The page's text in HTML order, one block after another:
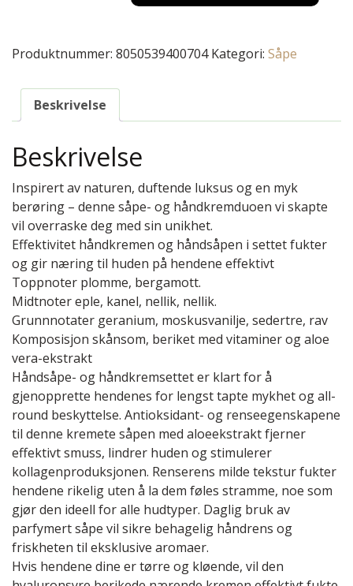
Produktnummer: 8050539400704 Kategori: Såpe
Beskrivelse
Beskrivelse
Inspirert av naturen, duftende luksus og en myk
berøring – denne såpe- og håndkremduoen vi skapte
vil overraske deg med sin unikhet.
Effektivitet håndkremen og håndsåpen i settet fukter
og gir næring til huden på hendene effektivt
Toppnoter plomme, bergamott.
Midtnoter eple, kanel, nellik, nellik.
Grunnnotater geranium, moskusvanilje, sedertre, rav
Komposisjon skånsom, beriket med vitaminer og aloe
vera-ekstrakt
Håndsåpe- og håndkremsettet er klart for å
gjenopprette hendenes for lengst tapte mykhet og all-
round beskyttelse. Antioksidant- og renseegenskapene
til denne kremete såpen med aloeekstrakt fjerner
effektivt smuss, lindrer huden og stimulerer
kollagenproduksjonen. Renserens milde tekstur fukter
hendene rikelig uten å la dem føles stramme, noe som
gjør den ideell for alle hudtyper. Daglig bruk av
parfymert såpe vil sikre behagelig håndrens og
friskheten til eksklusive aromaer.
Hvis hendene dine er tørre og kløende, vil den